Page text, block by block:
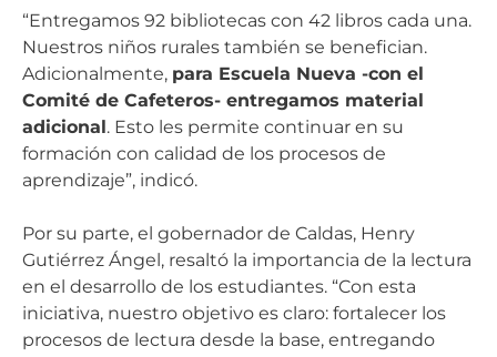
“Entregamos 92 bibliotecas con 42 libros cada una.
Nuestros niños rurales también se benefician.
Adicionalmente, para Escuela Nueva -con el
Comité de Cafeteros- entregamos material
adicional. Esto les permite continuar en su
formación con calidad de los procesos de
aprendizaje”, indicó.
Por su parte, el gobernador de Caldas, Henry
Gutiérrez Ángel, resaltó la importancia de la lectura
en el desarrollo de los estudiantes. “Con esta
iniciativa, nuestro objetivo es claro: fortalecer los
procesos de lectura desde la base, entregando